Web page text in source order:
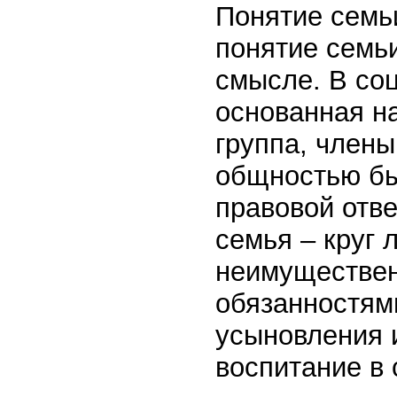
Понятие
понятие
смысле. В
основанная
группа,
общностью
правовой
семья – круг
усыновления
воспитание